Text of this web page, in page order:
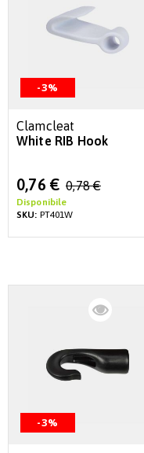
-3%
Clamcleat
White RIB Hook
Special
Price
0,76 € 0,78 €
Disponibile
SKU: PT401W
-3%